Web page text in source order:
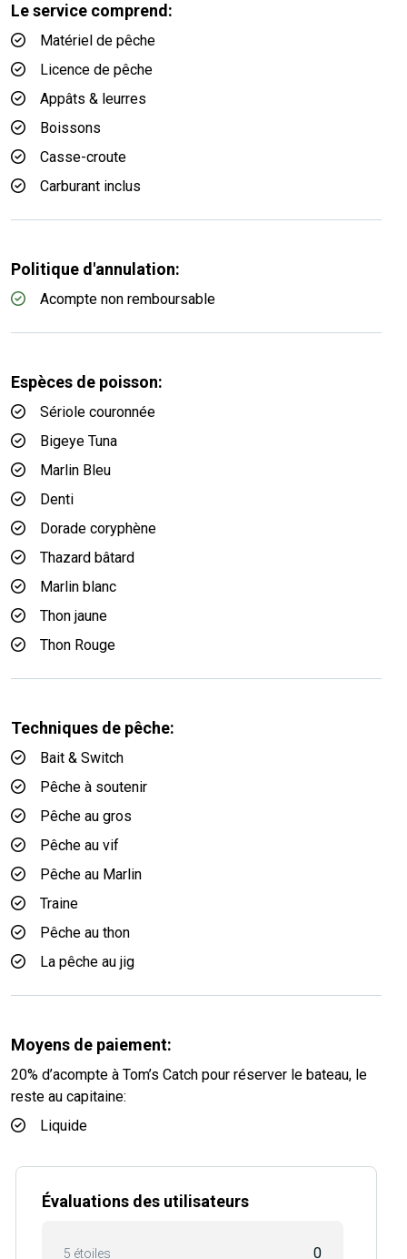
Le service comprend:
Matériel de pêche
Licence de pêche
Appâts & leurres
Boissons
Casse-croute
Carburant inclus
Politique d'annulation:
Acompte non remboursable
Espèces de poisson:
Sériole couronnée
Bigeye Tuna
Marlin Bleu
Denti
Dorade coryphène
Thazard bâtard
Marlin blanc
Thon jaune
Thon Rouge
Techniques de pêche:
Bait & Switch
Pêche à soutenir
Pêche au gros
Pêche au vif
Pêche au Marlin
Traine
Pêche au thon
La pêche au jig
Moyens de paiement:
20% d’acompte à Tom’s Catch pour réserver le bateau, le
reste au capitaine:
Liquide
Évaluations des utilisateurs
5 étoiles 0